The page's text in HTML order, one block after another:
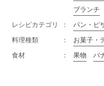
ブランチ
レシピカテゴリ
パン・ピ
料理種類
お菓子・
食材
果物 バ